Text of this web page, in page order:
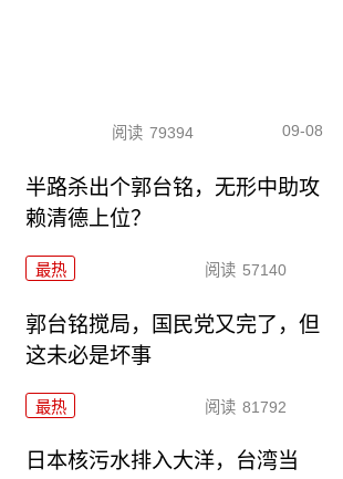
阅读 79394 09-08
半路杀出个郭台铭，无形中助攻
赖清德上位？
最热 阅读 57140
郭台铭搅局，国民党又完了，但
这未必是坏事
最热 阅读 81792
日本核污水排入大洋，台湾当